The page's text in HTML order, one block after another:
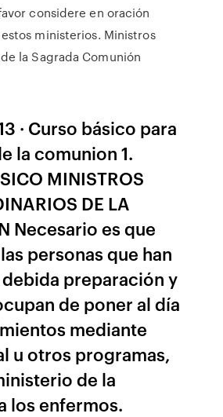
considere en oración
ministerios. Ministros
la Sagrada Comunión
· Curso básico para
la comunion 1.
MINISTROS
DE LA
Necesario es que
personas que han
preparación y
de poner al día
mediante
u otros programas,
de la
los enfermos.